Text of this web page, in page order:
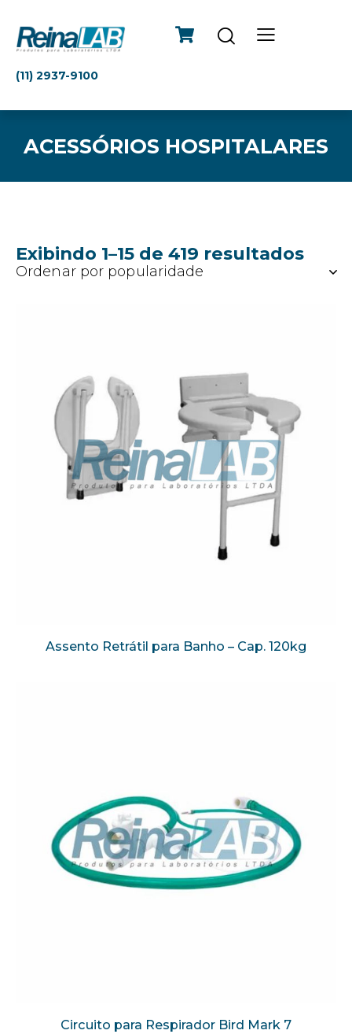
(11) 2937-9100
ACESSÓRIOS HOSPITALARES
Exibindo 1–15 de 419 resultados
Assento Retrátil para Banho – Cap. 120kg
Circuito para Respirador Bird Mark 7